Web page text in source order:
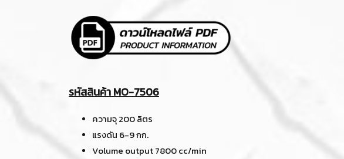
รหัสสินค้า MO-7506
ความจุ 200 ลิตร
แรงดัน 6-9 กก.
Volume output 7800 cc/min